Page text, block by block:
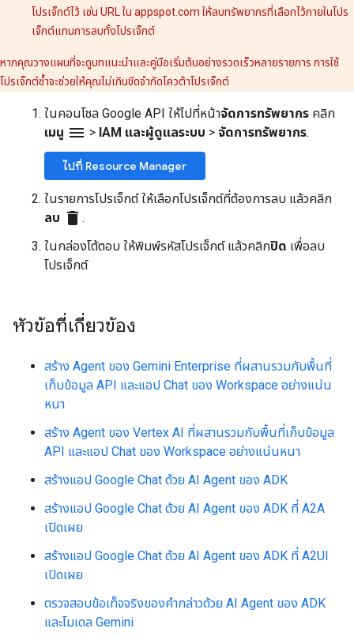
โปรเจ็กต์ไว้ เช่น URL ใน appspot.com ให้ลบทรัพยากรที่เลือกไว้ภายในโปร
เจ็กต์แทนการลบทั้งโปรเจ็กต์
หากคุณวางแผนที่จะดูบทแนะนำและคู่มือเริ่มต้นอย่างรวดเร็วหลายรายการ การใช้
โปรเจ็กต์ซ้ำจะช่วยให้คุณไม่เกินขีดจำกัดโควต้าโปรเจ็กต์
ในคอนโซล Google API ให้ไปที่หน้าจัดการทรัพยากร คลิก
เมนู menu > IAM และผู้ดูแลระบบ > จัดการทรัพยากร.
ไปที่ Resource Manager
ในรายการโปรเจ็กต์ ให้เลือกโปรเจ็กต์ที่ต้องการลบ แล้วคลิก
ลบ delete .
ในกล่องโต้ตอบ ให้พิมพ์รหัสโปรเจ็กต์ แล้วคลิกปิด เพื่อลบ
โปรเจ็กต์
หัวข้อที่เกี่ยวข้อง
สร้าง Agent ของ Gemini Enterprise ที่ผสานรวมกับพื้นที่
เก็บข้อมูล API และแอป Chat ของ Workspace อย่างแน่น
หนา
สร้าง Agent ของ Vertex AI ที่ผสานรวมกับพื้นที่เก็บข้อมูล
API และแอป Chat ของ Workspace อย่างแน่นหนา
สร้างแอป Google Chat ด้วย AI Agent ของ ADK
สร้างแอป Google Chat ด้วย AI Agent ของ ADK ที่ A2A
เปิดเผย
สร้างแอป Google Chat ด้วย AI Agent ของ ADK ที่ A2UI
เปิดเผย
ตรวจสอบข้อเท็จจริงของคำกล่าวด้วย AI Agent ของ ADK
และโมเดล Gemini